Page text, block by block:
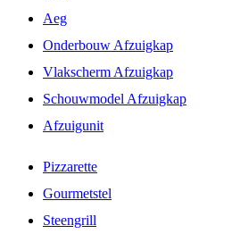
Aeg
Onderbouw Afzuigkap
Vlakscherm Afzuigkap
Schouwmodel Afzuigkap
Afzuigunit
Pizzarette
Gourmetstel
Steengrill